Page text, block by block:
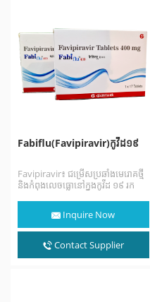
Fabiflu(Favipiravir)កូវីដ១៩
Favipiravir៖ ជម្រើសប្រឆាំងមេរោគថ្មី
និងកំពុងលេចធ្លោនៅក្នុងកូវីដ ១៩ រក
ប្រទេសជប៉ុន favipiravir គឺជា
អាណាឡូក pyrazine ដែលបានកែប្រែ
ដែលត្រូវបានអនុម័តដំបូងសម្រាប់ការប្រើ
ប្រាស់ព្យាបាលក្នុងករណីធន់នឹងជំងឺ
Inquire Now
Contact Supplier